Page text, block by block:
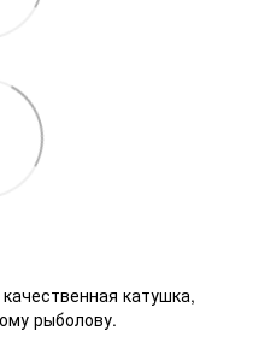
катушка,
рыболову.